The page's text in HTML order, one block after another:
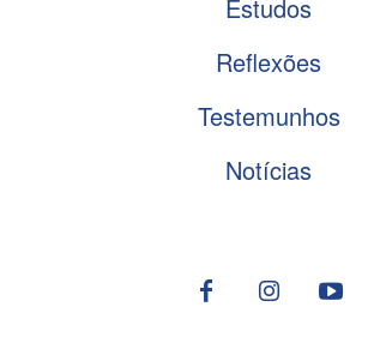
Estudos
Reflexões
Testemunhos
Notícias